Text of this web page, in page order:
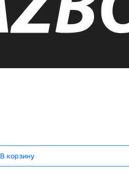
В корзину